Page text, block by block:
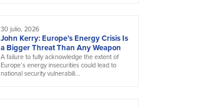
30 julio, 2026
John Kerry: Europe’s Energy Crisis Is
a Bigger Threat Than Any Weapon
A failure to fully acknowledge the extent of
Europe’s energy insecurities could lead to
national security vulnerabili...